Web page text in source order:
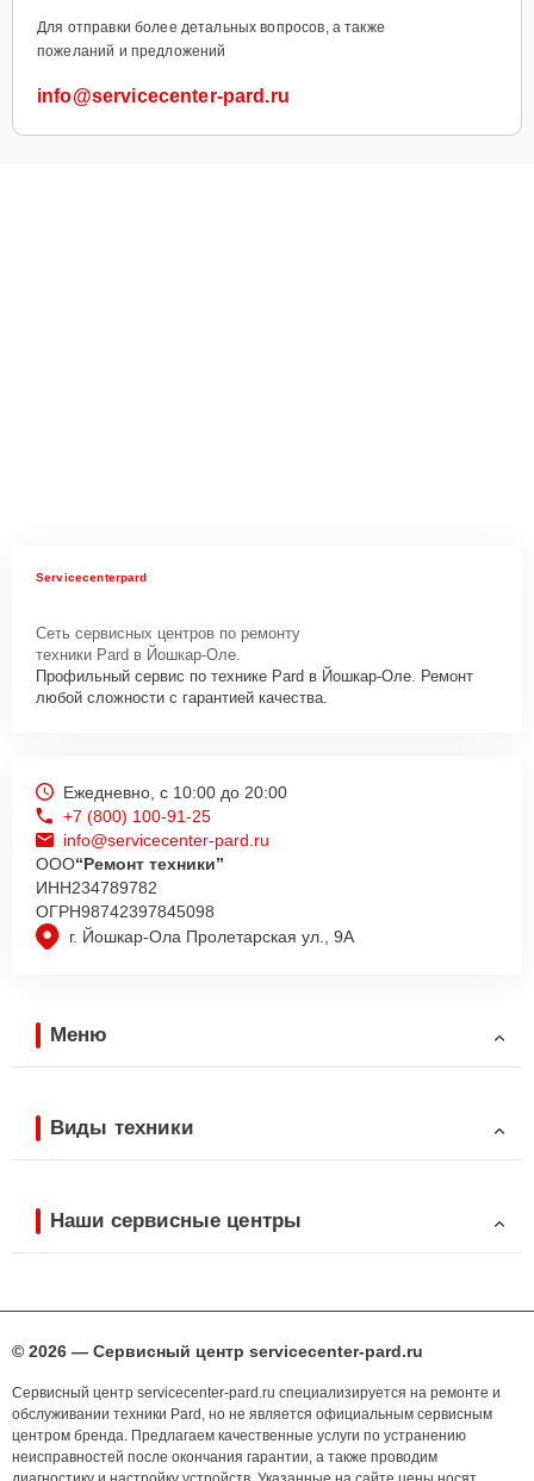
Для отправки более детальных вопросов, а также
пожеланий и предложений
info@servicecenter-pard.ru
Servicecenterpard
Сеть сервисных центров по ремонту
техники Pard в Йошкар-Оле.
Профильный сервис по технике Pard в Йошкар-Оле. Ремонт
любой сложности с гарантией качества.
г. Йошкар-Ола Пролетарская ул., 9А
Ежедневно, с 10:00 до 20:00
+7 (800) 100-91-25
info@servicecenter-pard.ru
ООО“Ремонт техники”
ИНН234789782
ОГРН98742397845098
Меню
Виды техники
Наши сервисные центры
© 2026 — Сервисный центр servicecenter-pard.ru
Сервисный центр servicecenter-pard.ru специализируется на ремонте и
обслуживании техники Pard, но не является официальным сервисным
центром бренда. Предлагаем качественные услуги по устранению
неисправностей после окончания гарантии, а также проводим